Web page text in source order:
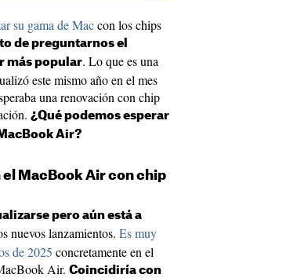
su gama de Maccon los chips
de preguntarnos el
más popular. Lo que es una
este mismo año en el mes
una renovación con chip
¿Qué podemos esperar
Air?
el MacBook Air con chip
pero aún está a
nuevos lanzamientos. Es muy
de 2025 concretamente en el
Air. Coincidiría con